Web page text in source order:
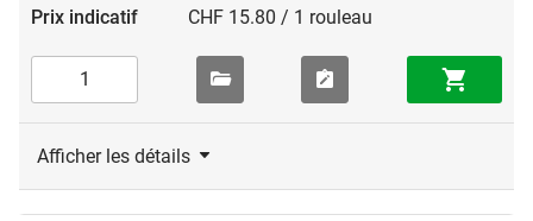
CHF 15.80 / 1 rouleau
Afficher les détails